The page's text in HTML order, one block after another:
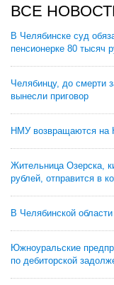
ВСЕ
В Челябинске суд
пенсионерке 80 тысяч
Челябинцу, до смерти
вынесли приговор
НМУ возвращаются на
Жительница Озерска,
рублей, отправится в
В Челябинской
Южноуральские
по дебиторской